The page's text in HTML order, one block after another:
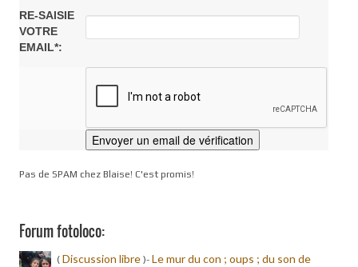
RE-SAISIE
VOTRE
EMAIL*:
Pas de SPAM chez Blaise! C'est promis!
Forum fotoloco:
( Discussion libre )- Le mur du con ; oups ; du son de